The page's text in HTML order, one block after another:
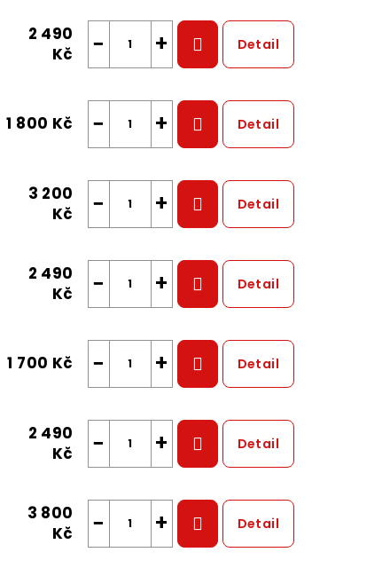
2 490
Kč
+
− Detail
1 800 Kč +
− Detail
3 200
Kč
+
− Detail
2 490
Kč
+
− Detail
1 700 Kč +
− Detail
2 490
Kč
+
− Detail
3 800
Kč
+
− Detail